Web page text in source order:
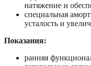
натяжение и
специальная
усталость и
Показания:
ранняя